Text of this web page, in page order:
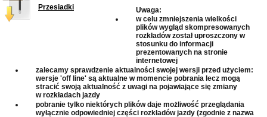
Przesiadki
Uwaga:
w celu zmniejszenia wielkości
plików wygląd skompresowanych
rozkładów został uproszczony w
stosunku do informacji
prezentowanych na stronie
internetowej
zalecamy sprawdzenie aktualności swojej wersji przed użyciem:
wersje 'off line' są aktualne w momencie pobrania lecz mogą
stracić swoją aktualność z uwagi na pojawiające się zmiany
w rozkładach jazdy
pobranie tylko niektórych plików daje możliwość przeglądania
wyłącznie odpowiedniej części rozkładów jazdy (zgodnie z nazwa